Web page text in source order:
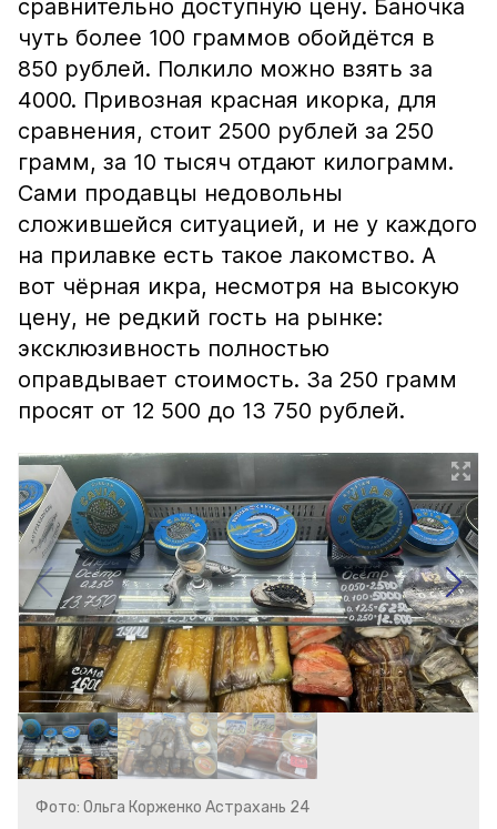
сравнительно доступную цену. Баночка
чуть более 100 граммов обойдётся в
850 рублей. Полкило можно взять за
4000. Привозная красная икорка, для
сравнения, стоит 2500 рублей за 250
грамм, за 10 тысяч отдают килограмм.
Сами продавцы недовольны
сложившейся ситуацией, и не у каждого
на прилавке есть такое лакомство. А
вот чёрная икра, несмотря на высокую
цену, не редкий гость на рынке:
эксклюзивность полностью
оправдывает стоимость. За 250 грамм
просят от 12 500 до 13 750 рублей.
Фото: Ольга Корженко Астрахань 24